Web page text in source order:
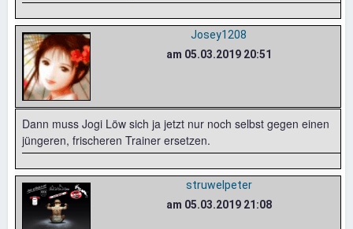
Josey1208
am 05.03.2019 20:51
Dann muss Jogi Löw sich ja jetzt nur noch selbst gegen einen
jüngeren, frischeren Trainer ersetzen.
struwelpeter
am 05.03.2019 21:08